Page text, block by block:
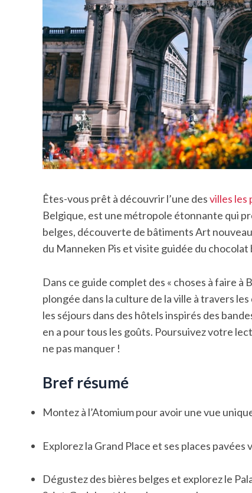
Êtes-vous prêt à découvrir l’une desvilles les
Belgique, est une métropole étonnante qui
belges, découverte de bâtiments Art
du Manneken Pis et visite guidée du chocolat
Dans ce guide complet des « choses à faire à
plongée dans la culture de la ville à travers
les séjours dans des hôtels inspirés des
en a pour tous les goûts. Poursuivez votre
ne pas manquer !
Bref résumé
Montez à l’Atomium pour avoir une vue
Explorez la Grand Place et ses places pavées
Dégustez des bières belges et explorez le